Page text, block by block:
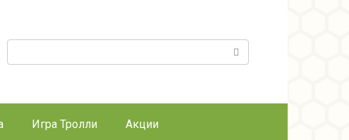
Игра Тролли Акции